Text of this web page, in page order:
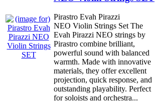
Pirastro Evah Pirazzi
NEO Violin Strings Set The
Evah Pirazzi NEO strings by
Pirastro combine brilliant,
powerful sound with balanced
warmth. Made with innovative
materials, they offer excellent
projection, quick response, and
outstanding playability. Perfect
for soloists and orchestra...